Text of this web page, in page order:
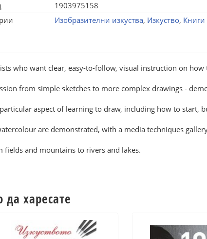
1903975158
Изобразителни изкуства, Изкуство, Книги
who want clear, easy-to-follow, visual instruction on
from simple sketches to more complex drawings -
aspect of learning to draw, including how to
are demonstrated, with a media techniques
fields and mountains to rivers and lakes.
харесате